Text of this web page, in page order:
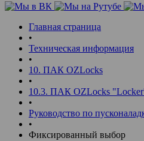
Главная страница
•
Техническая информация
•
10. ПАК OZLocks
•
10.3. ПАК OZLocks
•
Руководство по
•
Фиксированный выбор